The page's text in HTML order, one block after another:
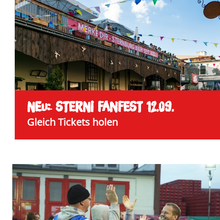
NEU: STERNI FANFEST 12.09.
Gleich Tickets holen